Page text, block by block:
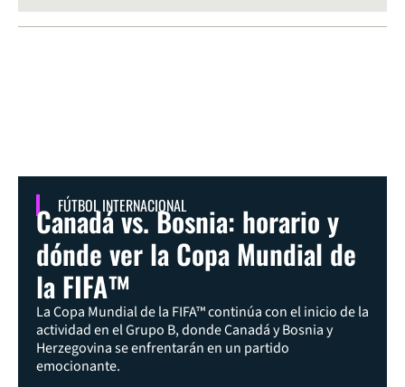
FÚTBOL INTERNACIONAL
Canadá vs. Bosnia: horario y
dónde ver la Copa Mundial de
la FIFA™
La Copa Mundial de la FIFA™ continúa con el inicio de la
actividad en el Grupo B, donde Canadá y Bosnia y
Herzegovina se enfrentarán en un partido
emocionante.